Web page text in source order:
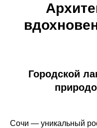
Городской
Сочи — уникальный